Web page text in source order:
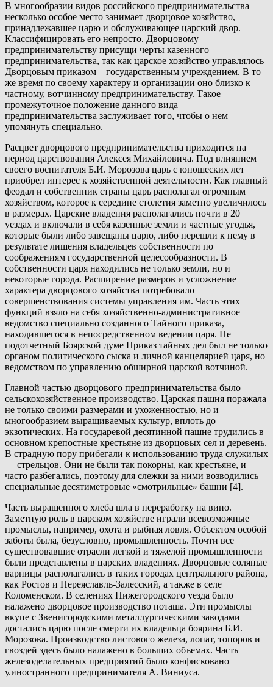
В многообразии видов российского предпринимательства
несколько особое место занимает дворцовое хозяйство,
принадлежавшее царю и обслуживающее царский двор.
Классифицировать его непросто. Дворцовому
предпринимательству присущи черты казенного
предпринимательства, так как царское хозяйство управлялось
Дворцовым приказом – государственным учреждением. В то
же время по своему характеру и организации оно близко к
частному, вотчинному предпринимательству. Такое
промежуточное положение данного вида
предпринимательства заслуживает того, чтобы о нем
упомянуть специально.
Расцвет дворцового предпринимательства приходится на
период царствования Алексея Михайловича. Под влиянием
своего воспитателя Б.И. Морозова царь с юношеских лет
приобрел интерес к хозяйственной деятельности. Как главный
феодал и собственник страны царь располагал огромным
хозяйством, которое к середине столетия заметно увеличилось
в размерах. Царские владения располагались почти в 20
уездах и включали в себя казенные земли и частные угодья,
которые были либо завещаны царю, либо перешли к нему в
результате лишения владельцев собственности по
соображениям государственной целесообразности. В
собственности царя находились не только земли, но и
некоторые города. Расширение размеров и усложнение
характера дворцового хозяйства потребовало
совершенствования системы управления им. Часть этих
функций взяло на себя хозяйственно-административное
ведомство специально созданного Тайного приказа,
находившегося в непосредственном ведении царя. Не
подотчетный Боярской думе Приказ тайных дел был не только
органом политического сыска и личной канцелярией царя, но
ведомством по управлению обширной царской вотчиной.
Главной частью дворцового предпринимательства было
сельскохозяйственное производство. Царская пашня поражала
не только своими размерами и ухоженностью, но и
многообразием выращиваемых культур, вплоть до
экзотических. На государевой десятинной пашне трудились в
основном крепостные крестьяне из дворцовых сел и деревень.
В страдную пору прибегали к использованию труда служилых
— стрельцов. Они не были так покорны, как крестьяне, и
часто разбегались, поэтому для слежки за ними возводились
специальные десятиметровые «смотрильные» башни [4].
Часть выращенного хлеба шла в переработку на вино.
Заметную роль в царском хозяйстве играли всевозможные
промыслы, например, охота и рыбная ловля. Объектом особой
заботы была, безусловно, промышленность. Почти все
существовавшие отрасли легкой и тяжелой промышленности
были представлены в царских владениях. Дворцовые соляные
варницы располагались в таких городах центрального района,
как Ростов и Переяславль-Залесский, а также в селе
Коломенском. В селениях Нижегородского уезда было
налажено дворцовое производство поташа. Эти промыслы
вкупе с Звенигородскими металлургическими заводами
достались царю после смерти их владельца боярина Б.И.
Морозова. Производство листового железа, лопат, топоров и
гвоздей здесь было налажено в больших объемах. Часть
железоделательных предприятий было конфисковано
у.иностранного предпринимателя А. Виниуса.